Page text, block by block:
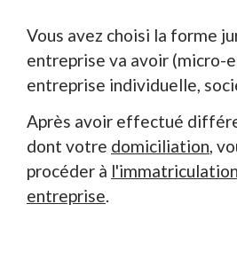
Vous avez choisi la forme
entreprise va avoir (micro-
entreprise individuelle,
Après avoir effectué
dont votre domiciliation,
procéder à
entreprise.